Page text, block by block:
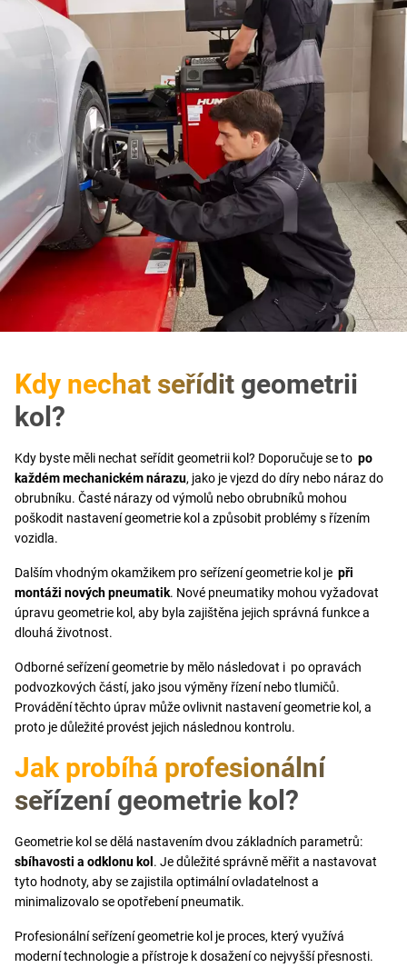
Kdy nechat seřídit geometrii
kol?
Kdy byste měli nechat seřídit geometrii kol? Doporučuje se to po
každém mechanickém nárazu, jako je vjezd do díry nebo náraz do
obrubníku. Časté nárazy od výmolů nebo obrubníků mohou
poškodit nastavení geometrie kol a způsobit problémy s řízením
vozidla.
Dalším vhodným okamžikem pro seřízení geometrie kol je při
montáži nových pneumatik. Nové pneumatiky mohou vyžadovat
úpravu geometrie kol, aby byla zajištěna jejich správná funkce a
dlouhá životnost.
Odborné seřízení geometrie by mělo následovat i po opravách
podvozkových částí, jako jsou výměny řízení nebo tlumičů.
Provádění těchto úprav může ovlivnit nastavení geometrie kol, a
proto je důležité provést jejich následnou kontrolu.
Jak probíhá profesionální
seřízení geometrie kol?
Geometrie kol se dělá nastavením dvou základních parametrů:
sbíhavosti a odklonu kol . Je důležité správně měřit a nastavovat
tyto hodnoty, aby se zajistila optimální ovladatelnost a
minimalizovalo se opotřebení pneumatik.
Profesionální seřízení geometrie kol je proces, který využívá
moderní technologie a přístroje k dosažení co nejvyšší přesnosti.